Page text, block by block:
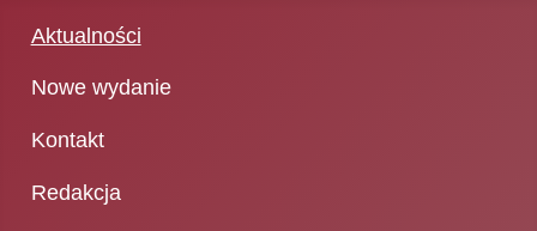
Aktualności
Nowe wydanie
Kontakt
Redakcja